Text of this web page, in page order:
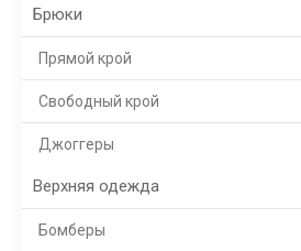
Брюки
Прямой крой
Свободный крой
Джоггеры
Верхняя одежда
Бомберы